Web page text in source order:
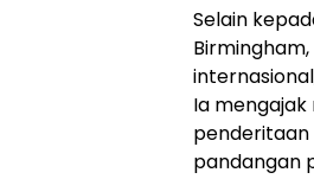
Selain
Ia
pandangan